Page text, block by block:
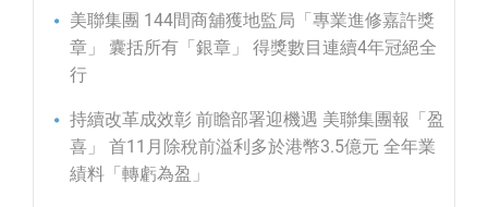
美聯集團 144間商舖獲地監局「專業進修嘉許獎
章」 囊括所有「銀章」 得獎數目連續4年冠絕全
行
持續改革成效彰 前瞻部署迎機遇 美聯集團報「盈
喜」 首11月除稅前溢利多於港幣3.5億元 全年業
績料「轉虧為盈」